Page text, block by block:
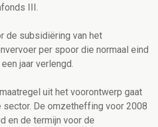
III.
de subsidiëring van het
per spoor die normaal eind
jaar verlengd.
uit het voorontwerp gaat
De omzetheffing voor 2008
en de termijn voor de